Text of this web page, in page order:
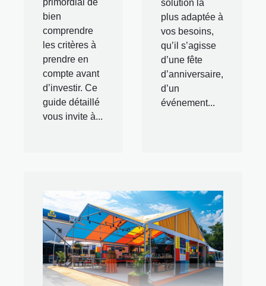
primordial de
bien
comprendre
les critères à
prendre en
compte avant
d’investir. Ce
guide détaillé
vous invite à...
solution la
plus adaptée à
vos besoins,
qu’il s’agisse
d’une fête
d’anniversaire,
d’un
événement...